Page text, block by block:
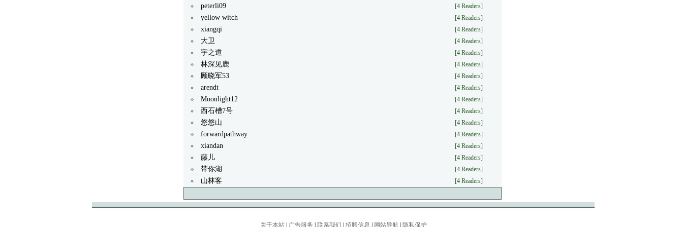
peterli09 [4 Readers]
yellow witch [4 Readers]
xiangqi [4 Readers]
大卫 [4 Readers]
宇之道 [4 Readers]
林深见鹿 [4 Readers]
顾晓军53 [4 Readers]
arendt [4 Readers]
Moonlight12 [4 Readers]
西石槽7号 [4 Readers]
悠悠山 [4 Readers]
forwardpathway [4 Readers]
xiandan [4 Readers]
藤儿 [4 Readers]
带你湖 [4 Readers]
山林客 [4 Readers]
关于本站| 广告服务 联系我们 招聘信息 网站导航| 隐私保护